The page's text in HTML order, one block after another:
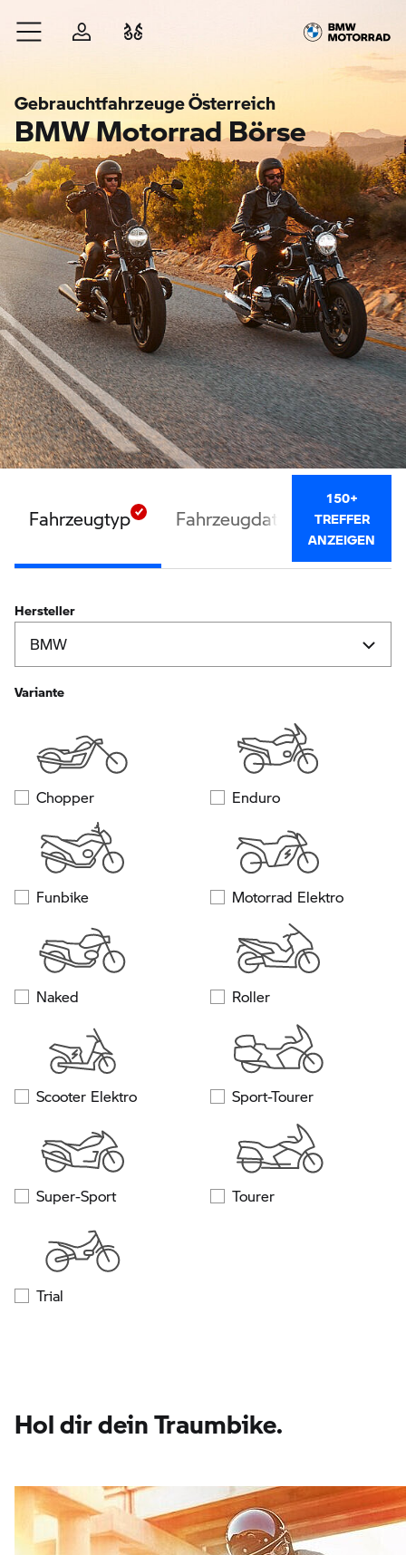
Zum Hauptinhalt springen
Anmelden
Gebrauchtfahrzeuge Österreich
BMW Motorrad Börse
Fahrzeugtyp Fahrzeugdaten
150+
TREFFER
ANZEIGEN
Hersteller
Variante
Chopper Enduro
Funbike Motorrad Elektro
Naked Roller
Scooter Elektro Sport-Tourer
Super-Sport Tourer
Trial
Hol dir dein Traumbike.